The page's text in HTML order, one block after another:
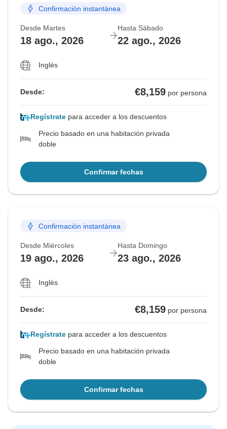
Confirmación instantánea
Desde Martes
18 ago., 2026
Hasta Sábado
22 ago., 2026
Inglés
Desde: €8,159 por persona
Regístrate para acceder a los descuentos
Precio basado en una habitación privada
doble
Confirmar fechas
Confirmación instantánea
Desde Miércoles
19 ago., 2026
Hasta Domingo
23 ago., 2026
Inglés
Desde: €8,159 por persona
Regístrate para acceder a los descuentos
Precio basado en una habitación privada
doble
Confirmar fechas